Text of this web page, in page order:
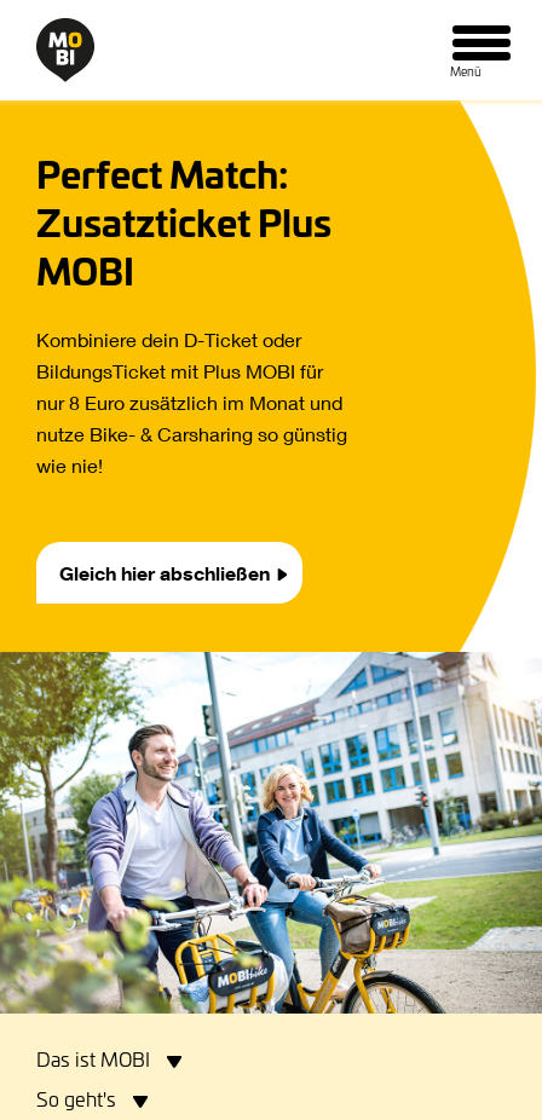
Menü
Perfect Match:
Zusatzticket Plus
MOBI
Kombiniere dein D-Ticket oder
BildungsTicket mit Plus MOBI für
nur 8 Euro zusätzlich im Monat und
nutze Bike- & Carsharing so günstig
wie nie!
Gleich hier abschließen
navigation
Das ist MOBI
So geht's